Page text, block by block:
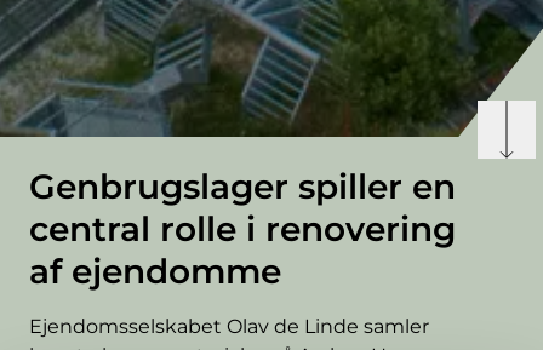
Genbrugslager spiller en
central rolle i renovering
af ejendomme
Ejendomsselskabet Olav de Linde samler